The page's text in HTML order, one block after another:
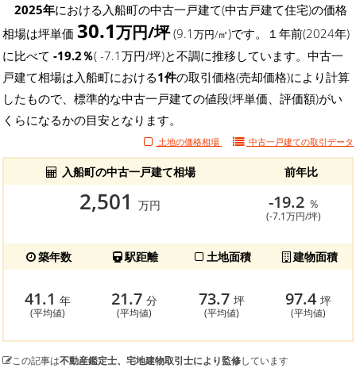
2025年における入船町の中古一戸建て(中古戸建て住宅)の価格
相場は坪単価 30.1万円/坪(9.1 万円/㎡)です。１年前(2024年)
に比べて -19.2％( -7.1万円/坪)と不調に推移しています。中古一
戸建て相場は入船町における1件の取引価格(売却価格)により計算
したもので、標準的な中古一戸建ての値段(坪単価、評価額)がい
くらになるかの目安となります。
土地の価格相場 中古一戸建ての取引データ
入船町の中古一戸建て相場 前年比
2,501 万円 -19.2 ％
(-7.1万円/坪)
築年数 駅距離 土地面積 建物面積
41.1 年
(平均値)
21.7分
(平均値)
73.7 坪
(平均値)
97.4坪
(平均値)
この記事は不動産鑑定士、宅地建物取引士により監修しています